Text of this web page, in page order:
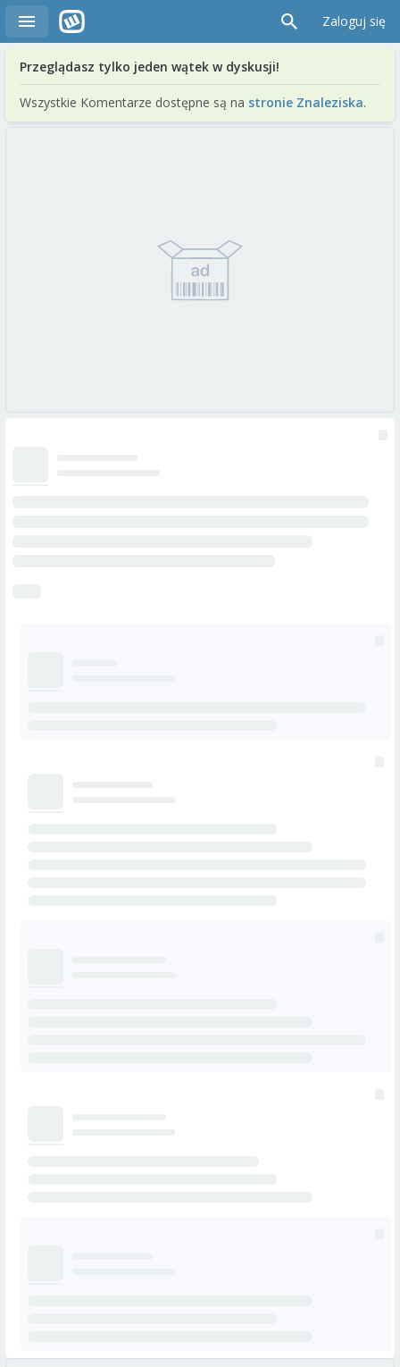
Zaloguj się
Przeglądasz tylko jeden wątek w dyskusji!
Wszystkie Komentarze dostępne są na stronie Znaleziska.